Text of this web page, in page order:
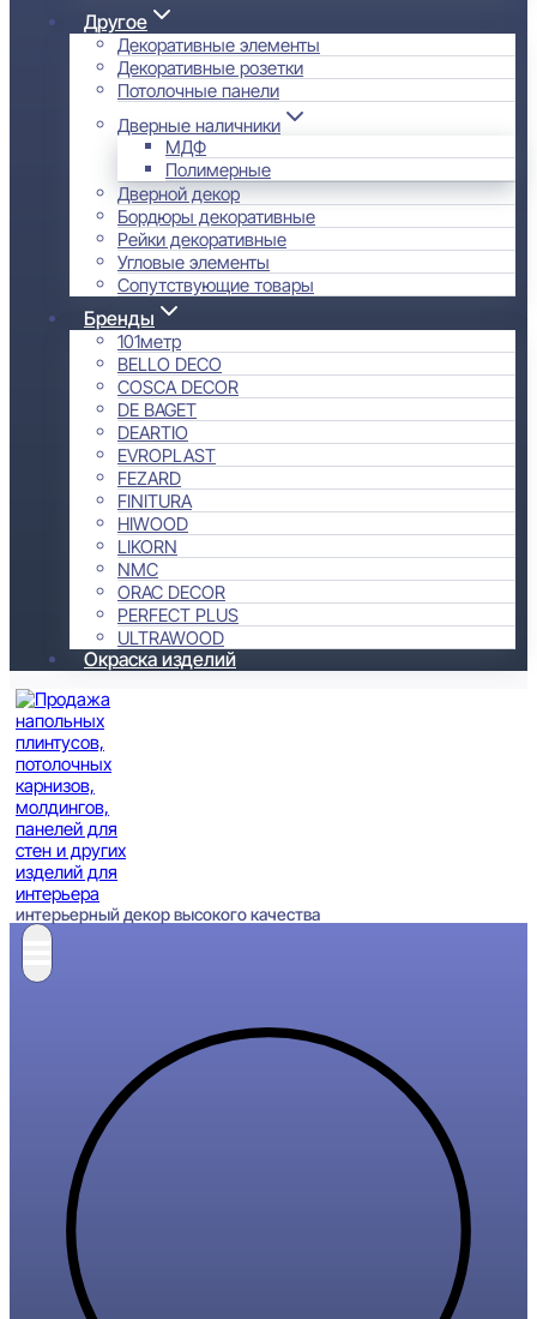
Другое
Декоративные элементы
Декоративные розетки
Потолочные панели
Дверные наличники
МДФ
Полимерные
Дверной декор
Бордюры декоративные
Рейки декоративные
Угловые элементы
Сопутствующие товары
Бренды
101метр
BELLO DECO
COSCA DECOR
DE BAGET
DEARTIO
EVROPLAST
FEZARD
FINITURA
HIWOOD
LIKORN
NMC
ORAC DECOR
PERFECT PLUS
ULTRAWOOD
Окраска изделий
интерьерный декор высокого качества